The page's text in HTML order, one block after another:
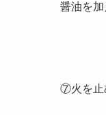
醤油を加
⑦火を止